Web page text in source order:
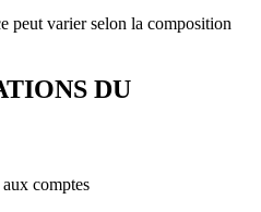
peut varier selon la composition
DU
comptes